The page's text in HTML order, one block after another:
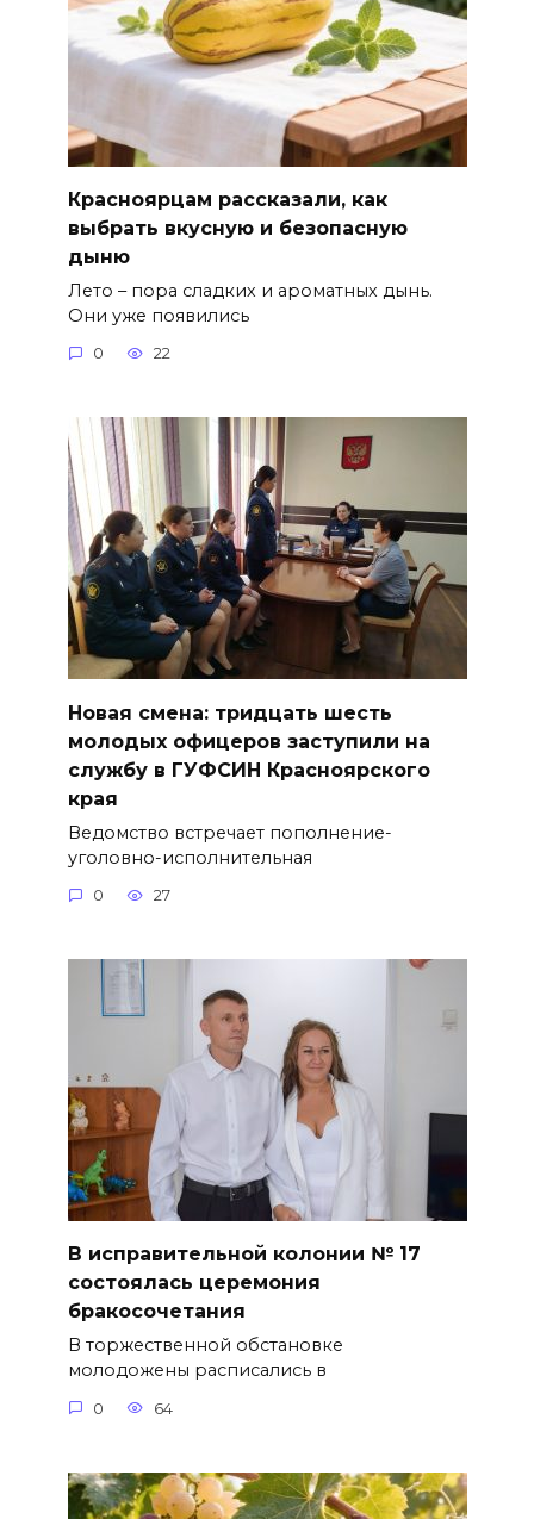
Красноярцам рассказали, как
выбрать вкусную и безопасную
дыню
Лето – пора сладких и ароматных дынь.
Они уже появились
0 22
Новая смена: тридцать шесть
молодых офицеров заступили на
службу в ГУФСИН Красноярского
края
Ведомство встречает пополнение-
уголовно-исполнительная
0 27
В исправительной колонии № 17
состоялась церемония
бракосочетания
В торжественной обстановке
молодожены расписались в
0 64